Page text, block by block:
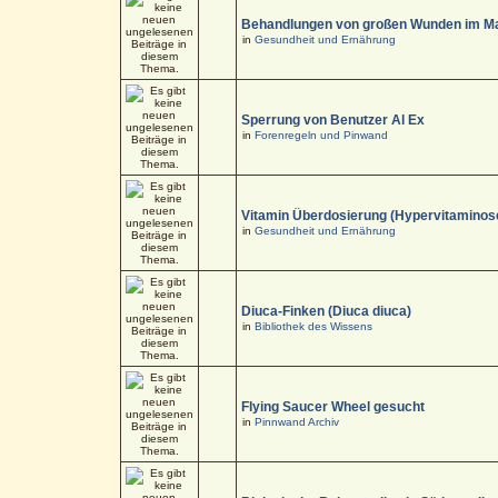
Behandlungen von großen Wunden im
in Gesundheit und Ernährung
Sperrung von Benutzer Al Ex
in Forenregeln und Pinwand
Vitamin Überdosierung
in Gesundheit und Ernährung
Diuca-Finken (Diuca diuca)
in Bibliothek des Wissens
Flying Saucer Wheel gesucht
in Pinnwand Archiv